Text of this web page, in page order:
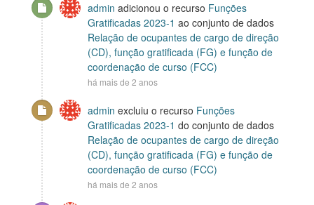
admin adicionou o recurso Funções
Gratificadas 2023-1 ao conjunto de dados
Relação de ocupantes de cargo de direção
(CD), função gratificada (FG) e função de
coordenação de curso (FCC)
há mais de 2 anos
admin excluiu o recurso Funções
Gratificadas 2023-1 do conjunto de dados
Relação de ocupantes de cargo de direção
(CD), função gratificada (FG) e função de
coordenação de curso (FCC)
há mais de 2 anos